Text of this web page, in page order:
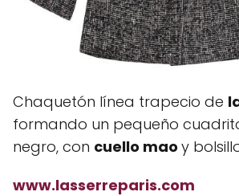
Chaquetón línea trapecio de
formando un pequeño
negro, con cuello mao y
www.lasserreparis.com